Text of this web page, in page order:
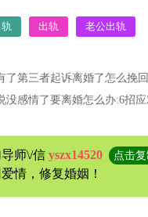
出轨 老公出轨
了第三者起诉离婚了怎么挽
没感情了要离婚怎么办:6招
师\/信 yszx14520 点击复
爱情，修复婚姻！